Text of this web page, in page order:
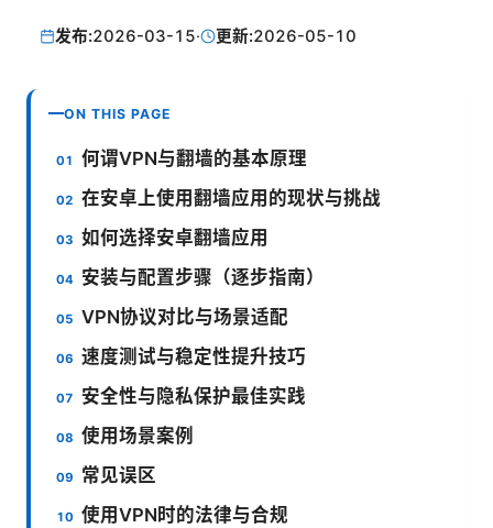
发布:2026-03-15· 更新:2026-05-10
ON THIS PAGE
何谓VPN与翻墙的基本原理
在安卓上使用翻墙应用的现状与挑战
如何选择安卓翻墙应用
安装与配置步骤（逐步指南）
VPN协议对比与场景适配
速度测试与稳定性提升技巧
安全性与隐私保护最佳实践
使用场景案例
常见误区
使用VPN时的法律与合规